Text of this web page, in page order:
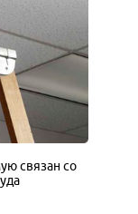
связан со